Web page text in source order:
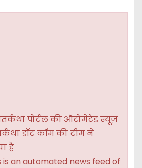
पोर्टल की ऑटोमेटेड न्यूज़
डॉट कॉम की टीम ने
है
is an automated news feed of